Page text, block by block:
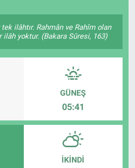
tek ilâhtır. Rahmân ve Rahîm olan
yoktur. (Bakara Sûresi, 163)
GÜNEŞ
05:41
İKINDI